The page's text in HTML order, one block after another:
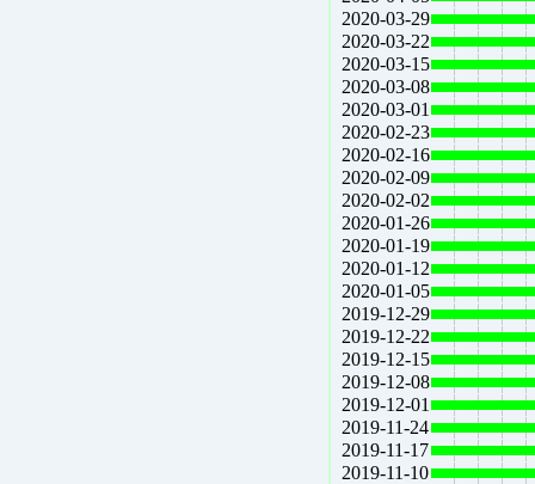
2020-03-29
2020-03-22
2020-03-15
2020-03-08
2020-03-01
2020-02-23
2020-02-16
2020-02-09
2020-02-02
2020-01-26
2020-01-19
2020-01-12
2020-01-05
2019-12-29
2019-12-22
2019-12-15
2019-12-08
2019-12-01
2019-11-24
2019-11-17
2019-11-10